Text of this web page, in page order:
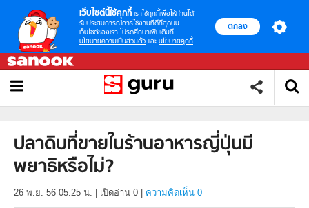
เว็บไซต์นี้ใช้คุกกี้ เราใช้คุกกี้เพื่อให้ท่านได้
รับประสบการณ์การใช้งานที่ดีที่สุดบน
เว็บไซต์ของเรา โปรดศึกษาเพิ่มเติมที่
นโยบายความเป็นส่วนตัว และ นโยบายคุกกี้
ตกลง
ปลาดิบที่ขายในร้านอาหารญี่ปุ่นมี
พยาธิหรือไม่?
26 พ.ย. 56 05.25 น. เปิดอ่าน 0 ความคิดเห็น 0